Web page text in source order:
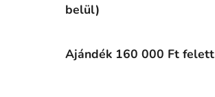
belül)
Ajándék 160 000 Ft felett